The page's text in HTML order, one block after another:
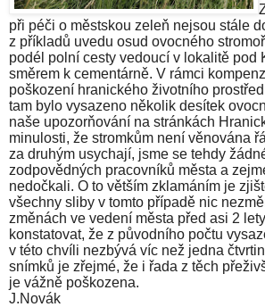
při péči o městskou zeleň nejsou stále
z příkladů uvedu osud ovocného
podél polní cesty vedoucí v lokalitě pod
směrem k cementárně. V rámci
poškození hranického životního
tam bylo vysazeno několik desítek
naše upozorňování na stránkách
minulosti, že stromkům není věnována
za druhým usychají, jsme se tehdy
zodpovědných pracovníků města a
nedočkali. O to větším zklamáním je
všechny sliby v tomto případě nic
změnách ve vedení města před asi 2
konstatovat, že z původního počtu
v této chvíli nezbývá víc než jedna
snímků je zřejmé, že i řada z těch
je vážně poškozena.
J.Novák